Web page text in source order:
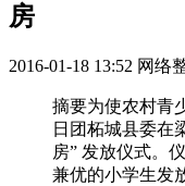
房
2016-01-18 13:52 网络
摘要为使农村青
日团柘城县委在
房” 发放仪式。
兼优的小学生发